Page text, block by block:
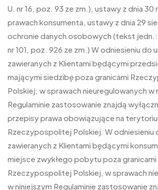
U. nr 16, poz. 93 ze zm.), ustawy z dnia 30
prawach konsumenta, ustawy z dnia 29
ochronie danych osobowych (tekst jedn.:
nr 101, poz. 926 ze zm.) W odniesieniu do
zawieranych z Klientami będącymi
mającymi siedzibę poza granicami
Polskiej, w sprawach nieuregulowanych w
Regulaminie zastosowanie znajdą
przepisy prawa obowiązujące na
Rzeczypospolitej Polskiej. W odniesieniu
zawieranych z Klientami będącymi
miejsce zwykłego pobytu poza granicami
Rzeczypospolitej Polskiej, w sprawach
w niniejszym Regulaminie zastosowanie